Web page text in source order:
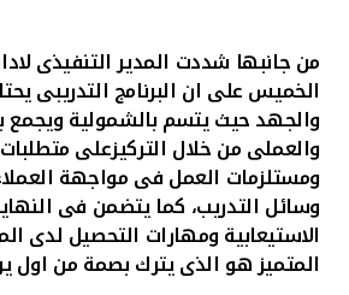
من جانبها شددت المدير التنفيذى
الخميس على ان البرنامج التدريبى
والجهد حيث يتسم بالشمولية ويجمع
والعملى من خلال التركيزعلى
ومستلزمات العمل فى مواجهة
وسائل التدريب، كما يتضمن فى
الاستيعابية ومهارات التحصيل لدى
المتميز هو الذى يترك بصمة من اول